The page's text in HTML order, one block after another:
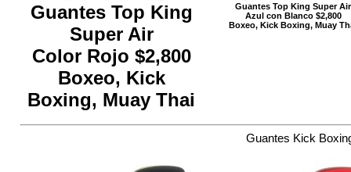
Guantes Top King
Super Air
Color Rojo $2,800
Boxeo, Kick
Boxing, Muay Thai
Guantes Top King Super Air
Azul con Blanco $2,800
Boxeo, Kick Boxing, Muay
Guantes Kick